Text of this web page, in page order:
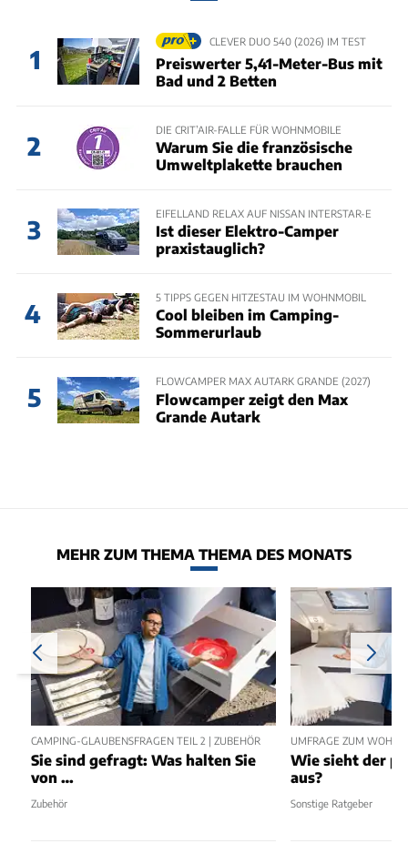
1
CLEVER DUO 540 (2026) IM TEST
Preiswerter 5,41-Meter-Bus mit
Bad und 2 Betten
2
DIE CRIT’AIR-FALLE FÜR WOHNMOBILE
Warum Sie die französische
Umweltplakette brauchen
3
EIFELLAND RELAX AUF NISSAN INTERSTAR-E
Ist dieser Elektro-Camper
praxistauglich?
4
5 TIPPS GEGEN HITZESTAU IM WOHNMOBIL
Cool bleiben im Camping-
Sommerurlaub
5
FLOWCAMPER MAX AUTARK GRANDE (2027)
Flowcamper zeigt den Max
Grande Autark
MEHR ZUM THEMA THEMA DES MONATS
CAMPING-GLAUBENSFRAGEN TEIL 2 | ZUBEHÖR
Sie sind gefragt: Was halten Sie
von …
Zubehör
UMFRAGE ZUM
Wie sieht der
aus?
Sonstige Ratgeber